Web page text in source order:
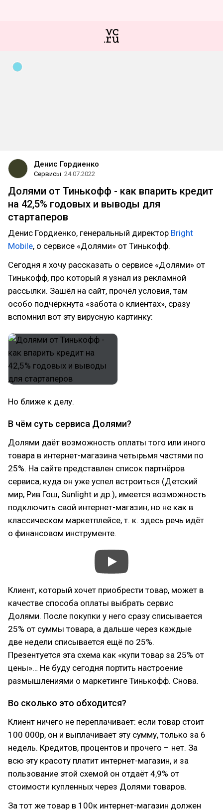
Денис Гордиенко
Сервисы 24.07.2022
Долями от Тинькофф - как впарить кредит
на 42,5% годовых и выводы для
стартаперов
Денис Гордиенко, генеральный директор Bright
Mobile, о сервисе «Долями» от Тинькофф.
Сегодня я хочу рассказать о сервисе «Долями» от
Тинькофф, про который я узнал из рекламной
рассылки. Зашёл на сайт, прочёл условия, там
особо подчёркнута «забота о клиентах», сразу
вспомнил вот эту вирусную картинку:
Но ближе к делу.
В чём суть сервиса Долями?
Долями даёт возможность оплаты того или иного
товара в интернет-магазина четырьмя частями по
25%. На сайте представлен список партнёров
сервиса, куда он уже успел встроиться (Детский
мир, Рив Гош, Sunlight и др.), имеется возможность
подключить свой интернет-магазин, но не как в
классическом маркетплейсе, т. к. здесь речь идёт
о финансовом инструменте.
Клиент, который хочет приобрести товар, может в
качестве способа оплаты выбрать сервис
Долями. После покупки у него сразу списывается
25% от суммы товара, а дальше через каждые
две недели списывается ещё по 25%.
Презентуется эта схема как «купи товар за 25% от
цены»… Не буду сегодня портить настроение
размышлениями о маркетинге Тинькофф. Снова.
Во сколько это обходится?
Клиент ничего не переплачивает: если товар стоит
100 000р, он и выплачивает эту сумму, только за 6
недель. Кредитов, процентов и прочего – нет. За
всю эту красоту платит интернет-магазин, и за
пользование этой схемой он отдаёт 4,9% от
стоимости купленных через Долями товаров.
За тот же товар в 100к интернет-магазин должен